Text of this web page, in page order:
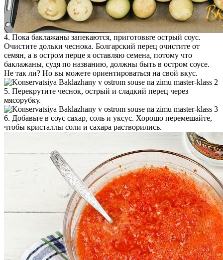
4. Пока баклажаны запекаются, приготовьте острый соус.
Очистите дольки чеснока. Болгарский перец очистите от
семян, а в остром перце я оставляю семена, потому что
баклажаны, судя по названию, должны быть в остром соусе.
Не так ли? Но вы можете ориентироваться на свой вкус.
5. Перекрутите чеснок, острый и сладкий перец через
мясорубку.
6. Добавьте в соус сахар, соль и уксус. Хорошо перемешайте,
чтобы кристаллы соли и сахара растворились.